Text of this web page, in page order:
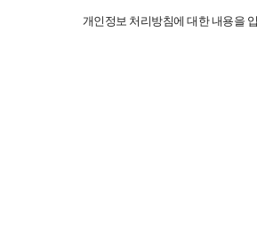
개인정보 처리방침에 대한 내용을